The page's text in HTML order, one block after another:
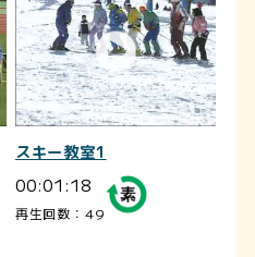
スキー教室1
00:01:18
再生回数：49